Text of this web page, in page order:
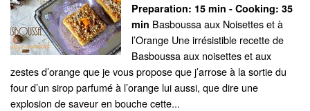
Preparation: 15 min - Cooking: 35
min Basboussa aux Noisettes et à
l’Orange Une irrésistible recette de
Basboussa aux noisettes et aux
zestes d’orange que je vous propose que j’arrose à la sortie du
four d’un sirop parfumé à l’orange lui aussi, que dire une
explosion de saveur en bouche cette...